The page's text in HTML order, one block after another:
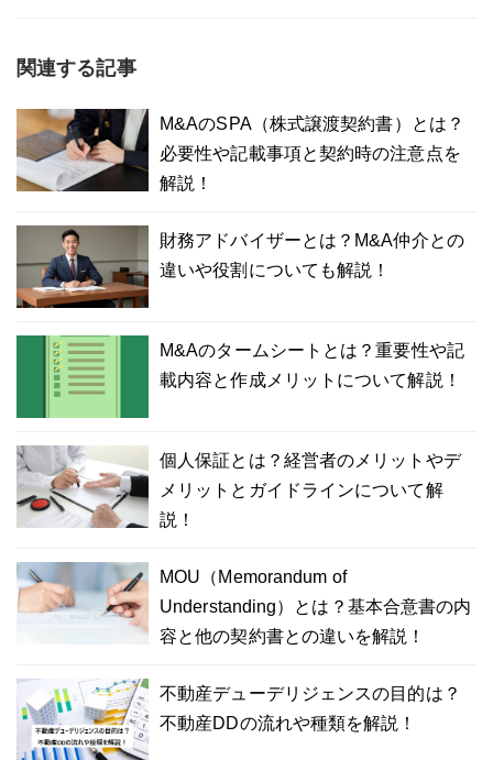
関連する記事
M&AのSPA（株式譲渡契約書）とは？
必要性や記載事項と契約時の注意点を
解説！
財務アドバイザーとは？M&A仲介との
違いや役割についても解説！
M&Aのタームシートとは？重要性や記
載内容と作成メリットについて解説！
個人保証とは？経営者のメリットやデ
メリットとガイドラインについて解
説！
MOU（Memorandum of
Understanding）とは？基本合意書の内
容と他の契約書との違いを解説！
不動産デューデリジェンスの目的は？
不動産DDの流れや種類を解説！